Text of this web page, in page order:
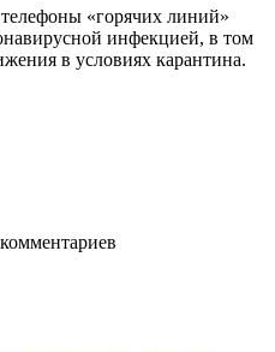
«горячих линий»
инфекцией, в том
в условиях карантина.